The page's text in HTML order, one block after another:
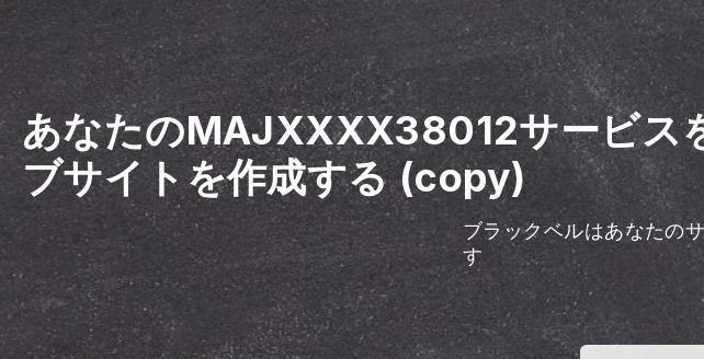
あなたのMAJXXXX38012サービス
ブサイトを作成する (copy)
ブラックベルはあなたの
す